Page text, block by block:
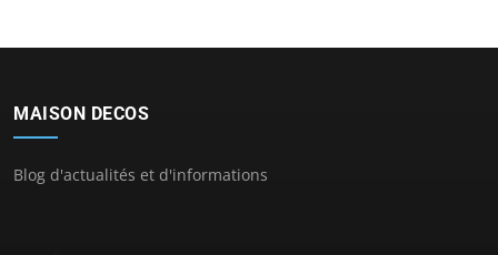
MAISON DECOS
Blog d'actualités et d'informations